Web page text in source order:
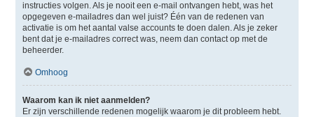
instructies volgen. Als je nooit een e-mail ontvangen hebt, was het
opgegeven e-mailadres dan wel juist? Één van de redenen van
activatie is om het aantal valse accounts te doen dalen. Als je zeker
bent dat je e-mailadres correct was, neem dan contact op met de
beheerder.
Omhoog
Waarom kan ik niet aanmelden?
Er zijn verschillende redenen mogelijk waarom je dit probleem hebt.